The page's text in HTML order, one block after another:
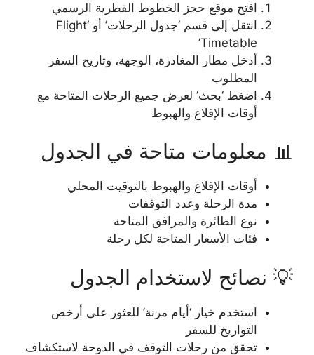
افتح موقع حجز الخطوط القطرية الرسمي
انتقل إلى قسم ‘جدول الرحلات’ أو ‘Flight
Timetable’
أدخل مطار المغادرة، الوجهة، وتاريخ السفر
المطلوب
اضغط ‘بحث’ لعرض جميع الرحلات المتاحة مع
أوقات الإقلاع والهبوط
📊 معلومات متاحة في الجدول
أوقات الإقلاع والهبوط بالتوقيت المحلي
مدة الرحلة وعدد التوقفات
نوع الطائرة والمرافق المتاحة
فئات الأسعار المتاحة لكل رحلة
💡 نصائح لاستخدام الجدول
استخدم خيار ‘أيام مرنة’ للعثور على أرخص
التواريخ للسفر
تحقق من رحلات التوقف في الدوحة لاستكشاف